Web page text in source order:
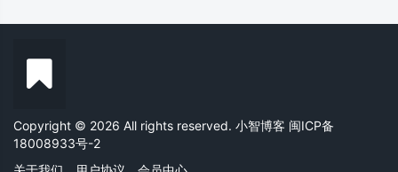
Copyright © 2026 All rights reserved. 小智博客 闽ICP备
18008933号-2